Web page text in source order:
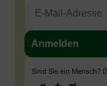
Sind Sie ein Mensch?